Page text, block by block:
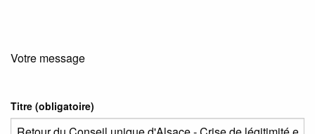
Votre message
Titre (obligatoire)